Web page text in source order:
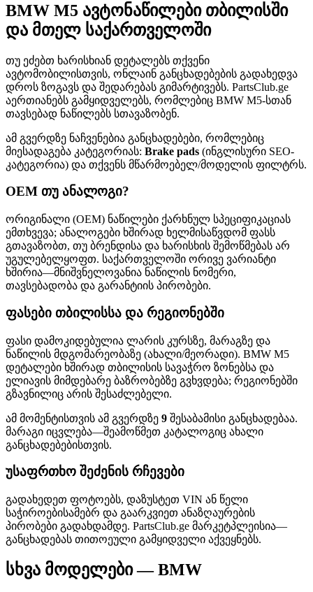
BMW M5 ავტონაწილები თბილისში
და მთელ საქართველოში
თუ ეძებთ ხარისხიან დეტალებს თქვენი
ავტომობილისთვის, ონლაინ განცხადებების გადახედვა
დროს ზოგავს და შედარებას გიმარტივებს. PartsClub.ge
აერთიანებს გამყიდველებს, რომლებიც BMW M5-სთან
თავსებად ნაწილებს სთავაზობენ.
ამ გვერდზე ნაჩვენებია განცხადებები, რომლებიც
მიესადაგება კატეგორიას: Brake pads (ინგლისური SEO-
კატეგორია) და თქვენს მწარმოებელ/მოდელის ფილტრს.
OEM თუ ანალოგი?
ორიგინალი (OEM) ნაწილები ქარხნულ სპეციფიკაციას
ემთხვევა; ანალოგები ხშირად ხელმისაწვდომ ფასს
გთავაზობთ, თუ ბრენდისა და ხარისხის შემოწმებას არ
უგულებელყოფთ. საქართველოში ორივე ვარიანტი
ხშირია—მნიშვნელოვანია ნაწილის ნომერი,
თავსებადობა და გარანტიის პირობები.
ფასები თბილისსა და რეგიონებში
ფასი დამოკიდებულია ლარის კურსზე, მარაგზე და
ნაწილის მდგომარეობაზე (ახალი/მეორადი). BMW M5
დეტალები ხშირად თბილისის სავაჭრო ზონებსა და
ელიავის მიმდებარე ბაზრობებზე გვხვდება; რეგიონებში
გზავნილიც არის შესაძლებელი.
ამ მომენტისთვის ამ გვერდზე 9 შესაბამისი განცხადებაა.
მარაგი იცვლება—შეამოწმეთ კატალოგიც ახალი
განცხადებებისთვის.
უსაფრთხო შეძენის რჩევები
გადახედეთ ფოტოებს, დაზუსტეთ VIN ან წელი
საჭიროებისამებრ და გაარკვიეთ ანაზღაურების
პირობები გადახდამდე. PartsClub.ge მარკეტპლეისია—
განცხადებას თითოეული გამყიდველი აქვეყნებს.
სხვა მოდელები — BMW